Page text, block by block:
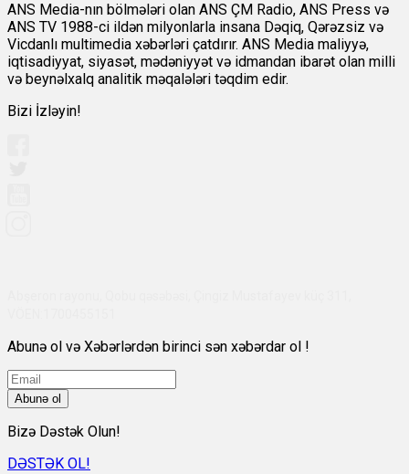
ANS Media-nın bölmələri olan ANS ÇM Radio, ANS Press və
ANS TV 1988-ci ildən milyonlarla insana Dəqiq, Qərəzsiz və
Vicdanlı multimedia xəbərləri çatdırır. ANS Media maliyyə,
iqtisadiyyat, siyasət, mədəniyyət və idmandan ibarət olan milli
və beynəlxalq analitik məqalələri təqdim edir.
Bizi İzləyin!
Abunə ol və Xəbərlərdən birinci sən xəbərdar ol !
Abunə ol
Bizə Dəstək Olun!
DƏSTƏK OL!